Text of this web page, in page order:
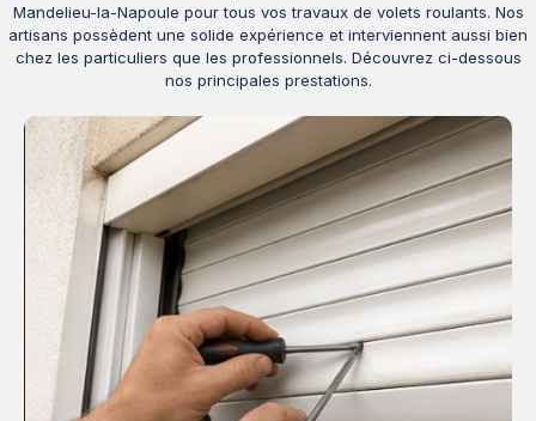
Mandelieu-la-Napoule pour tous vos travaux de volets roulants. Nos
artisans possèdent une solide expérience et interviennent aussi bien
chez les particuliers que les professionnels. Découvrez ci-dessous
nos principales prestations.